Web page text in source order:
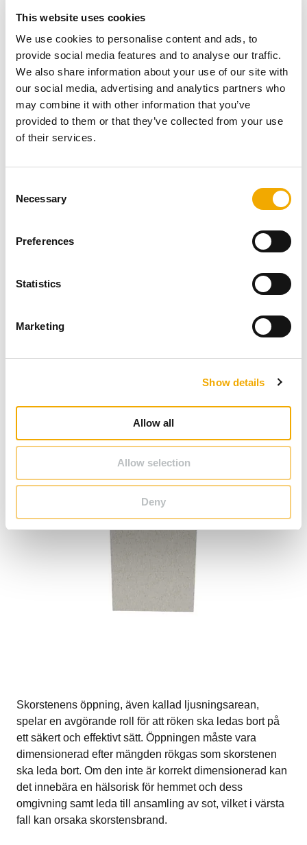
This website uses cookies
We use cookies to personalise content and ads, to
provide social media features and to analyse our traffic.
We also share information about your use of our site with
our social media, advertising and analytics partners who
may combine it with other information that you’ve
provided to them or that they’ve collected from your use
of their services.
Necessary
Preferences
Statistics
Marketing
Show details
Allow all
Allow selection
Deny
gäller som tumregel att rökröret ska placeras minst tre
gånger sin diameter från brännbara material, dock minst
375 mm. Förmurade skorstenarbör avståndet vara
minst 100 mm, och för sotluckor eller spjäll minst 200
mm.
Om eldstaden och avluftningssystemet inte är CE-märkt
gäller följande avståndskrav:
Minst 200 mm från sotluckor, spjäll och liknande
Rökrör: Tre gånger rökrörets diameter, dock minst
brännbara material.
regler bör du rådgöra med en sotare eller certifierad
Skorstenens öppning, även kallad ljusningsarean,
spelar en avgörande roll för att röken ska ledas bort på
ett säkert och effektivt sätt. Öppningen måste vara
dimensionerad efter mängden rökgas som skorstenen
ska leda bort. Om den inte är korrekt dimensionerad kan
det innebära en hälsorisk för hemmet och dess
omgivning samt leda till ansamling av sot, vilket i värsta
fall kan orsaka skorstensbrand.